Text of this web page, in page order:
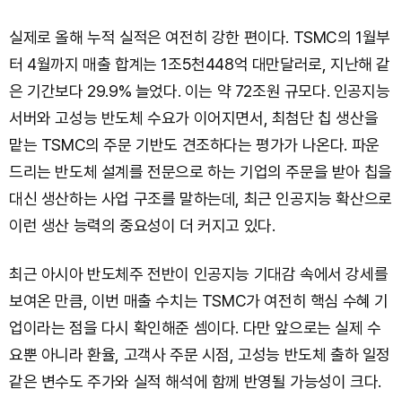
실제로 올해 누적 실적은 여전히 강한 편이다. TSMC의 1월부
터 4월까지 매출 합계는 1조5천448억 대만달러로, 지난해 같
은 기간보다 29.9% 늘었다. 이는 약 72조원 규모다. 인공지능
서버와 고성능 반도체 수요가 이어지면서, 최첨단 칩 생산을
맡는 TSMC의 주문 기반도 견조하다는 평가가 나온다. 파운
드리는 반도체 설계를 전문으로 하는 기업의 주문을 받아 칩을
대신 생산하는 사업 구조를 말하는데, 최근 인공지능 확산으로
이런 생산 능력의 중요성이 더 커지고 있다.
최근 아시아 반도체주 전반이 인공지능 기대감 속에서 강세를
보여온 만큼, 이번 매출 수치는 TSMC가 여전히 핵심 수혜 기
업이라는 점을 다시 확인해준 셈이다. 다만 앞으로는 실제 수
요뿐 아니라 환율, 고객사 주문 시점, 고성능 반도체 출하 일정
같은 변수도 주가와 실적 해석에 함께 반영될 가능성이 크다.